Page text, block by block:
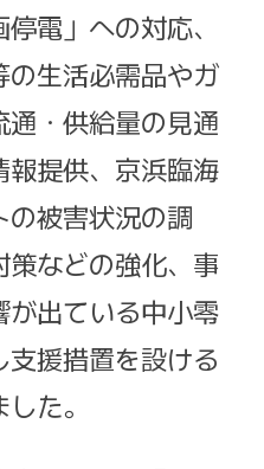
電」への対応、
生活必需品やガ
・供給量の見通
報提供、京浜臨海
被害状況の調
などの強化、事
出ている中小零
援措置を設ける
た。